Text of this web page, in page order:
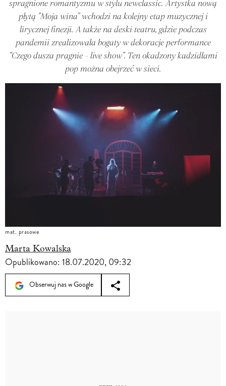
spragnione romantyzmu w stylu newclassic. Artystka nową
płytą "Moja wina" wchodzi na kolejny etap muzycznej i
lirycznej finezji. A także na deski teatru, gdzie podczas
pandemii zrealizowała bogaty w dekoracje performance
"Czego dusza pragnie - live show". Ten okadzony kadzidłami
pop można obejrzeć w sieci.
mat. prasowe
Marta Kowalska
Opublikowano:18.07.2020, 09:32
Obserwuj nas w Google